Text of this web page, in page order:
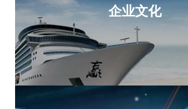
企业文化